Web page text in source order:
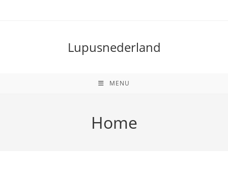
Lupusnederland
MENU
Home